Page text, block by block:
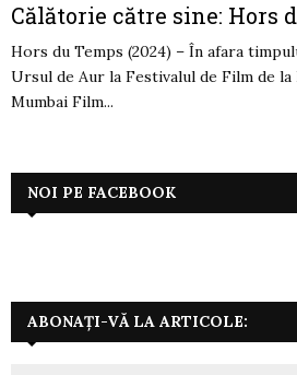
Călătorie către sine: Hors
Hors du Temps (2024) – În afara
Ursul de Aur la Festivalul de Film de
Mumbai Film...
NOI PE FACEBOOK
ABONAȚI-VĂ LA ARTICOLE: